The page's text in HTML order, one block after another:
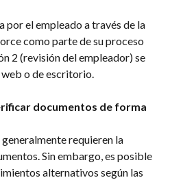
por el empleado a través de la
como parte de su proceso
2 (revisión del empleador) se
o de escritorio.
documentos de forma
requieren la
Sin embargo, es posible
alternativos según las